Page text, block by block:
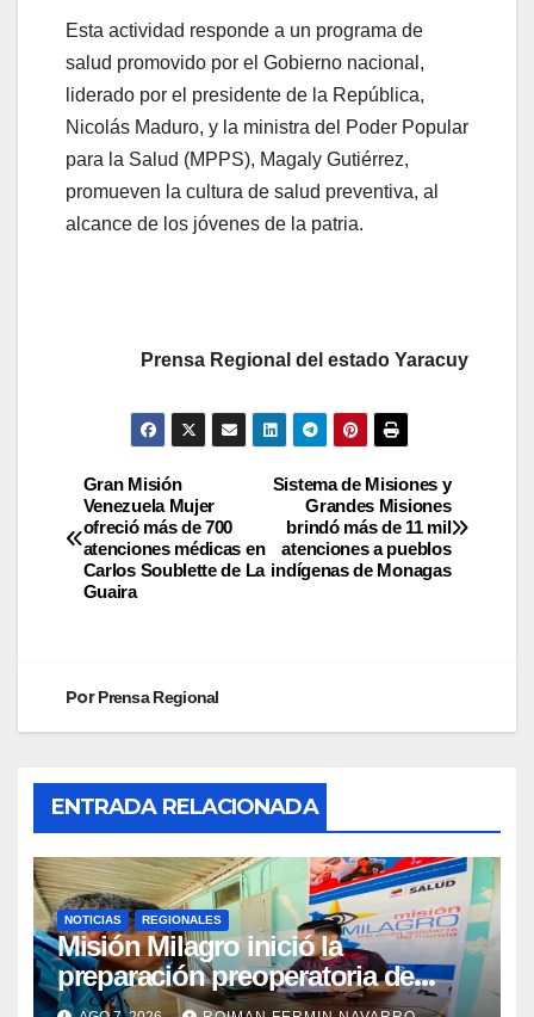
Esta actividad responde a un programa de
salud promovido por el Gobierno nacional,
liderado por el presidente de la República,
Nicolás Maduro, y la ministra del Poder Popular
para la Salud (MPPS), Magaly Gutiérrez,
promueven la cultura de salud preventiva, al
alcance de los jóvenes de la patria.
Prensa Regional del estado Yaracuy
Sistema de Misiones y
Grandes Misiones
brindó más de 11 mil
atenciones a pueblos
indígenas de Monagas
Gran Misión
Venezuela Mujer
ofreció más de 700
atenciones médicas en
Carlos Soublette de La
Guaira
PorPrensa Regional
ENTRADA RELACIONADA
NOTICIAS REGIONALES
Misión Milagro inició la
preparación preoperatoria de
cataratas en Cojedes